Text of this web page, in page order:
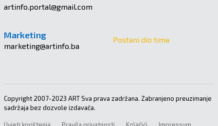
artinfo.portal@gmail.com
Marketing
marketing@artinfo.ba
Postani dio tima
Copyright 2007-2023 ART Sva prava zadržana. Zabranjeno preuzimanje
sadržaja bez dozvole izdavača.
Uvjeti korištenja Pravila privatnosti Kolačići Impressum